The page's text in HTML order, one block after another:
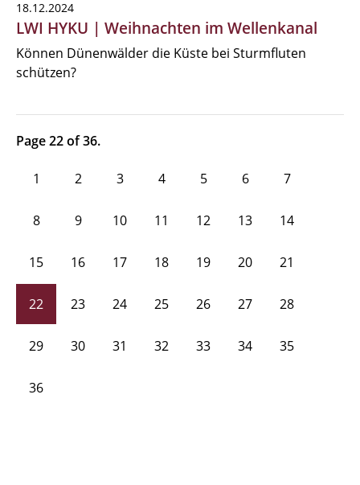
18.12.2024
LWI HYKU | Weihnachten im Wellenkanal
Können Dünenwälder die Küste bei Sturmfluten
schützen?
Page 22 of 36.
1 2 3 4 5 6 7
8 9 10 11 12 13 14
15 16 17 18 19 20 21
22 23 24 25 26 27 28
29 30 31 32 33 34 35
36